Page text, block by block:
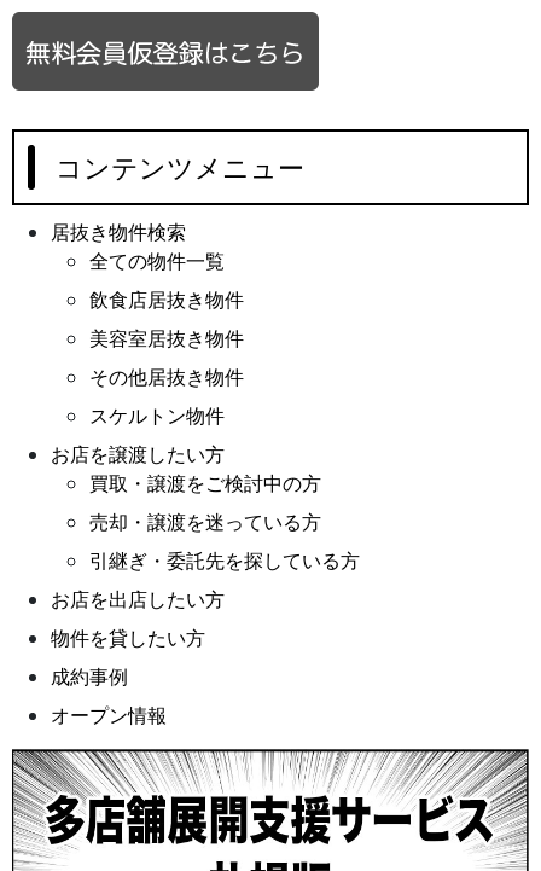
コンテンツメニュー
居抜き物件検索
全ての物件一覧
飲食店居抜き物件
美容室居抜き物件
その他居抜き物件
スケルトン物件
お店を譲渡したい方
買取・譲渡をご検討中の方
売却・譲渡を迷っている方
引継ぎ・委託先を探している方
お店を出店したい方
物件を貸したい方
成約事例
オープン情報